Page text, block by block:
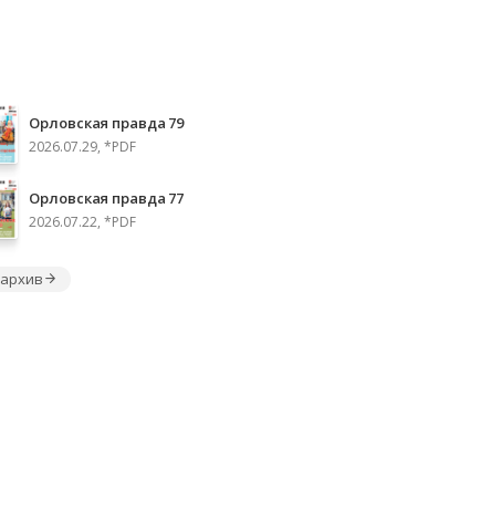
Орловская правда 79
2026.07.29, *PDF
Орловская правда 77
2026.07.22, *PDF